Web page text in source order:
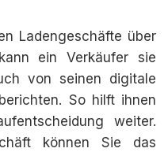
Ladengeschäfte über
ein Verkäufer sie
von seinen digitale
So hilft ihnen
weiter.
können Sie das